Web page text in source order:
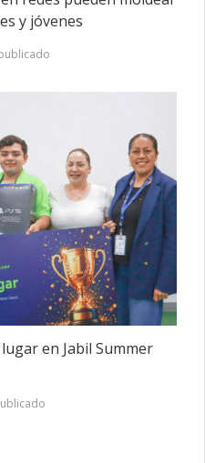
y jóvenes
en Jabil Summer